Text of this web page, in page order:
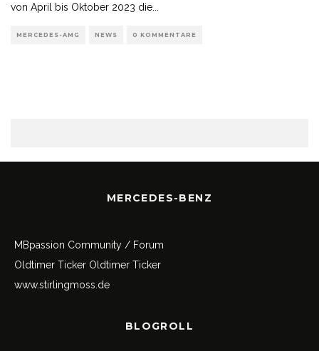
von April bis Oktober 2023 die
MERCEDES-AMG NEWS 0 KOMMENTARE
MERCEDES-BENZ
MBpassion Community / Forum
Oldtimer Ticker Oldtimer Ticker
www.stirlingmoss.de
BLOGROLL